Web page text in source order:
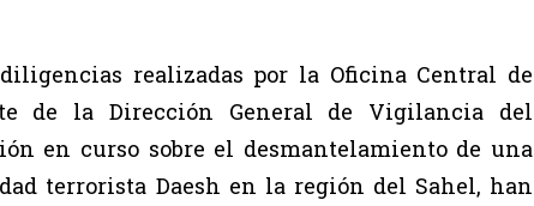
realizadas por la Oficina Central de
de la Dirección General de Vigilancia del
en curso sobre el desmantelamiento de una
terrorista Daesh en la región del Sahel, han